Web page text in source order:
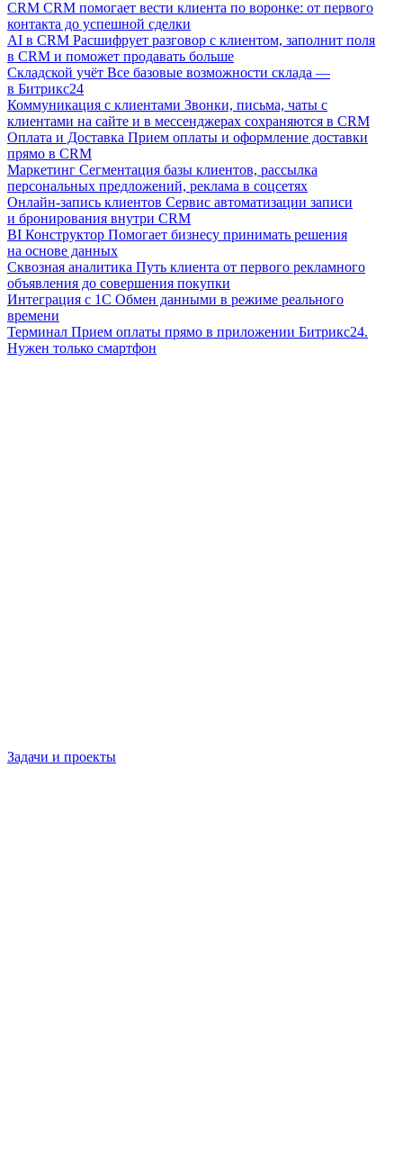
CRM CRM помогает вести клиента по воронке: от первого
контакта до успешной сделки
AI в CRM Расшифрует разговор с клиентом, заполнит поля
в CRM и поможет продавать больше
Складской учёт Все базовые возможности склада —
в Битрикс24
Коммуникация с клиентами Звонки, письма, чаты с
клиентами на сайте и в мессенджерах сохраняются в CRM
Оплата и Доставка Прием оплаты и оформление доставки
прямо в CRM
Маркетинг Сегментация базы клиентов, рассылка
персональных предложений, реклама в соцсетях
Онлайн-запись клиентов Сервис автоматизации записи
и бронирования внутри CRM
BI Конструктор Помогает бизнесу принимать решения
на основе данных
Сквозная аналитика Путь клиента от первого рекламного
объявления до совершения покупки
Интеграция с 1С Обмен данными в режиме реального
времени
Терминал Прием оплаты прямо в приложении Битрикс24.
Нужен только смартфон
Задачи и проекты